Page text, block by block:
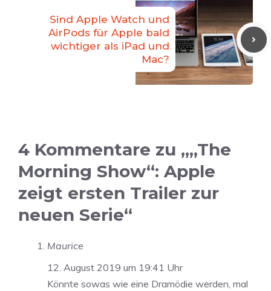
Sind Apple Watch und
AirPods für Apple bald
wichtiger als iPad und
Mac?
4 Kommentare zu „„The
Morning Show“: Apple
zeigt ersten Trailer zur
neuen Serie“
Maurice
12. August 2019 um 19:41 Uhr
Könnte sowas wie eine Dramödie werden, mal